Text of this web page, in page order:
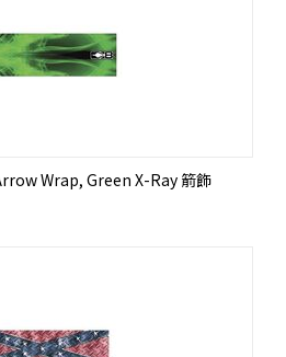
Wrap, Green X-Ray 箭飾